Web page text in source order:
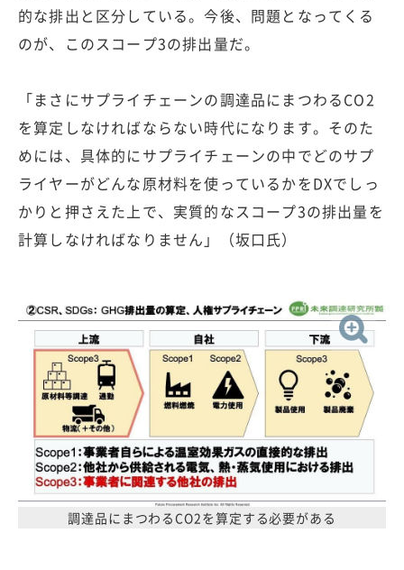
的な排出と区分している。今後、問題となってくる
のが、このスコープ3の排出量だ。
「まさにサプライチェーンの調達品にまつわるCO2
を算定しなければならない時代になります。そのた
めには、具体的にサプライチェーンの中でどのサプ
ライヤーがどんな原材料を使っているかをDXでしっ
かりと押さえた上で、実質的なスコープ3の排出量を
計算しなければなりません」（坂口氏）
調達品にまつわるCO2を算定する必要がある